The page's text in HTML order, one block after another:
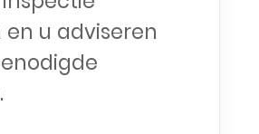
u adviseren